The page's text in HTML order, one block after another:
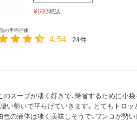
¥693税込
4.54 24
のスープが凄く好きで、帰省するために小
凄い勢いで平らげていきます。とてもトロ
色の液体は凄く美味しそうで、ワンコが勢